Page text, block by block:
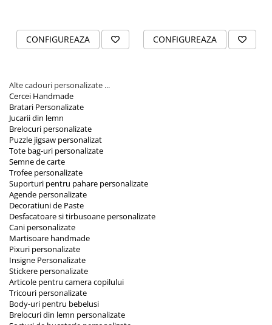
CONFIGUREAZA CONFIGUREAZA
Alte cadouri personalizate ...
Cercei Handmade
Bratari Personalizate
Jucarii din lemn
Brelocuri personalizate
Puzzle jigsaw personalizat
Tote bag-uri personalizate
Semne de carte
Trofee personalizate
Suporturi pentru pahare personalizate
Agende personalizate
Decoratiuni de Paste
Desfacatoare si tirbusoane personalizate
Cani personalizate
Martisoare handmade
Pixuri personalizate
Insigne Personalizate
Stickere personalizate
Articole pentru camera copilului
Tricouri personalizate
Body-uri pentru bebelusi
Brelocuri din lemn personalizate